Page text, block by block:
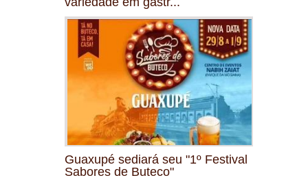
Guaxupé sediará seu "1º Festival
Sabores de Buteco"